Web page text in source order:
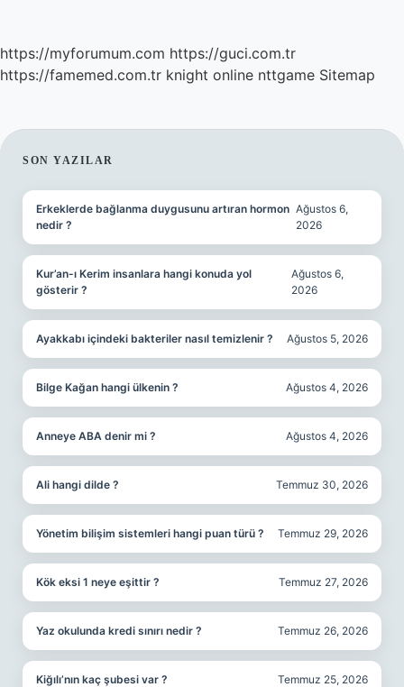
https://myforumum.com https://guci.com.tr
https://famemed.com.tr knight online nttgame Sitemap
SIDEBAR
SON YAZILAR
Erkeklerde bağlanma duygusunu artıran hormon
nedir ?
Ağustos 6,
2026
Kur’an-ı Kerim insanlara hangi konuda yol
gösterir ?
Ağustos 6,
2026
Ayakkabı içindeki bakteriler nasıl temizlenir ? Ağustos 5, 2026
Bilge Kağan hangi ülkenin ? Ağustos 4, 2026
Anneye ABA denir mi ? Ağustos 4, 2026
Ali hangi dilde ? Temmuz 30, 2026
Yönetim bilişim sistemleri hangi puan türü ? Temmuz 29, 2026
Kök eksi 1 neye eşittir ? Temmuz 27, 2026
Yaz okulunda kredi sınırı nedir ? Temmuz 26, 2026
Kiğılı’nın kaç şubesi var ? Temmuz 25, 2026